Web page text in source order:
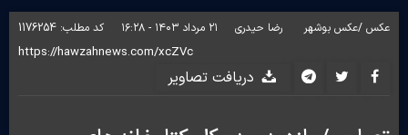
عکس /عکس بوشهر رضا حیدری ۲۱ مرداد ۱۴۰۳ - ۱۶:۲۸ کد مطلب: 1176254
دریافت تصاویر